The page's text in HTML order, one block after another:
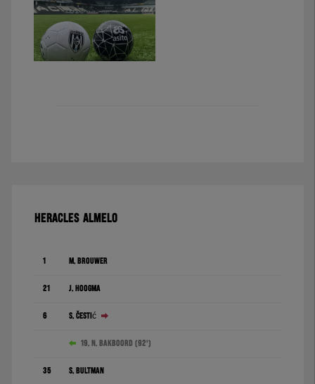
HERACLES ALMELO
1 M. Brouwer
21 J. Hoogma
6 S. Čestić
19. N. Bakboord (92')
35 S. Bultman